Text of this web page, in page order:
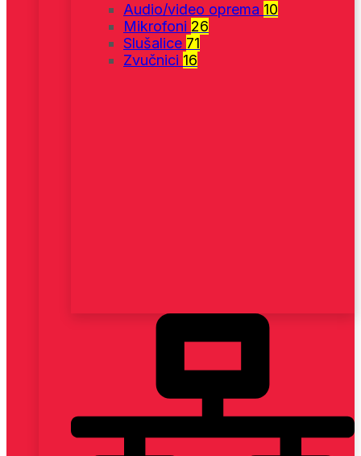
Audio/video oprema 10
Mikrofoni 26
Slušalice 71
Zvučnici 16